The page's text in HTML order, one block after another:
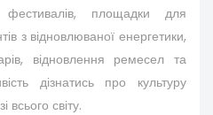
фестивалів, площадки для
з відновлюваної енергетики,
відновлення ремесел та
дізнатись про культуру
світу.